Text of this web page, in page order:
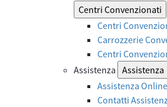
Centri Convenzionati
Centri
Carrozzerie
Centri
Assistenza Assistenza
Assistenza Online
Contatti